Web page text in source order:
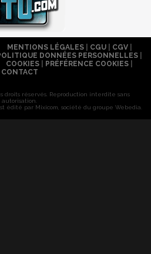
MENTIONS LÉGALES| CGU| CGV|
DONNÉES PERSONNELLES
COOKIES
PRÉFÉRENCE COOKIES
CONTACT
droits réservés. Reproduction interdite sans
autorisation.
édité par Mixicom, société du groupe Webedia.